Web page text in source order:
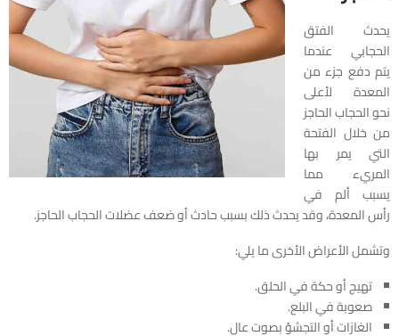
يحدث الفتق
الحجابي عندما
يتم دفع جزء من
المعدة لأعلى
نحو الحجاب الحاجز
من خلال الفتحة
التي يمر بها
المريء مما
يسبب ألم في
رأس المعدة، وقد يحدث ذلك بسبب حادث أو ضعف عضلات الحجاب الحاجز.
وتشمل الأعراض الأخرى ما يلي:
تهيج أو حكة في الحلق.
صعوبة في البلع.
الغازات أو التجشؤ بصوت عالٍ.